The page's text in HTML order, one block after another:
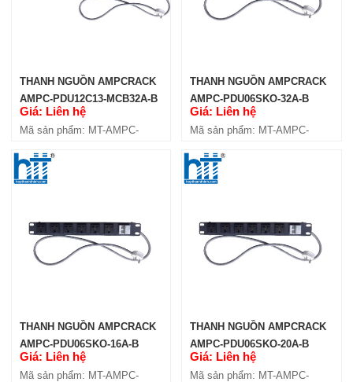
THANH NGUỒN AMPCRACK
AMPC-PDU12C13-MCB32A-B
Giá: Liên hệ
Mã sản phẩm: MT-AMPC-
THANH NGUỒN AMPCRACK
AMPC-PDU06SKO-32A-B
Giá: Liên hệ
Mã sản phẩm: MT-AMPC-
THANH NGUỒN AMPCRACK
AMPC-PDU06SKO-16A-B
Giá: Liên hệ
Mã sản phẩm: MT-AMPC-
THANH NGUỒN AMPCRACK
AMPC-PDU06SKO-20A-B
Giá: Liên hệ
Mã sản phẩm: MT-AMPC-